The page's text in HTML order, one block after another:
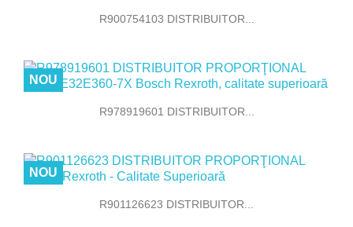
R900754103 DISTRIBUITOR...
R978919601 DISTRIBUITOR...
NOU
R901126623 DISTRIBUITOR...
NOU